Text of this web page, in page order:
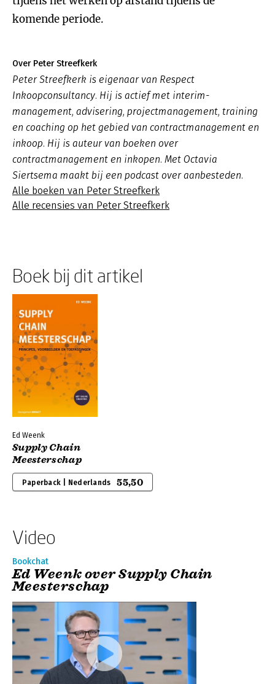
komende periode.
Over Peter Streefkerk
Peter Streefkerk is eigenaar van Respect
Inkoopconsultancy. Hij is actief met interim-
management, advisering, projectmanagement, training
en coaching op het gebied van contractmanagement en
inkoop. Hij is auteur van boeken over
contractmanagement en inkopen. Met Octavia
Siertsema maakt bij een podcast over aanbesteden.
Alle boeken van Peter Streefkerk
Alle recensies van Peter Streefkerk
Boek bij dit artikel
Ed Weenk
Supply Chain
Meesterschap
Paperback | Nederlands 55,50
Video
Bookchat
Ed Weenk over Supply Chain
Meesterschap